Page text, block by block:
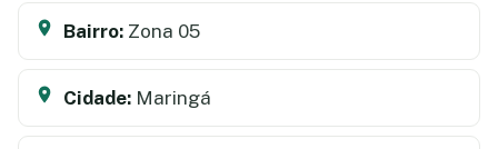
Bairro: Zona 05
Cidade: Maringá